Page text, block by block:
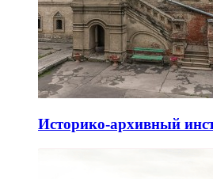
Историко-архивный